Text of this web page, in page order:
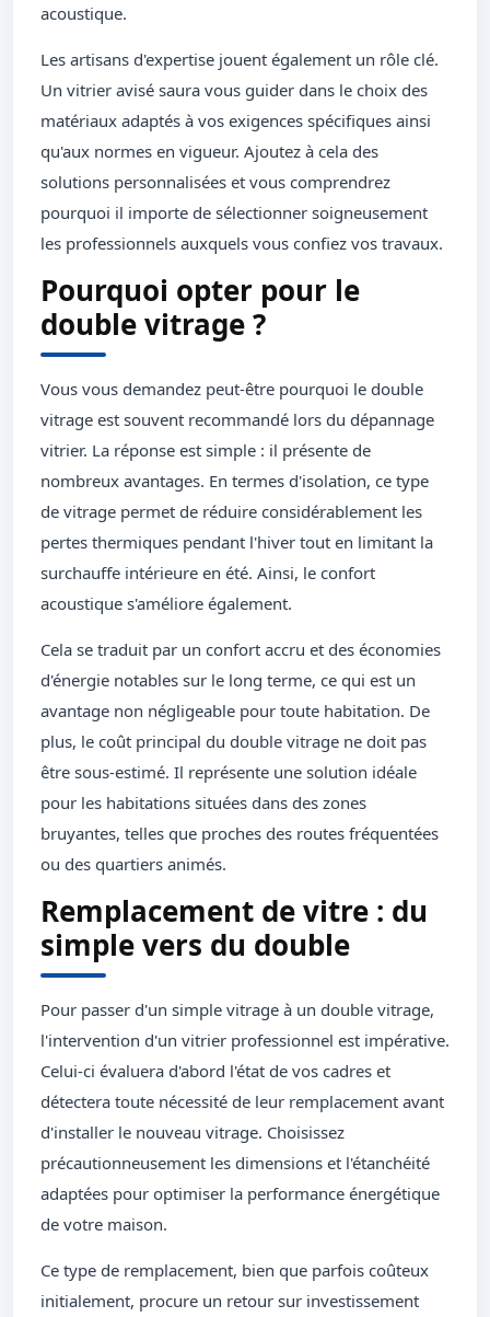
acoustique.
Les artisans d'expertise jouent également un rôle clé.
Un vitrier avisé saura vous guider dans le choix des
matériaux adaptés à vos exigences spécifiques ainsi
qu'aux normes en vigueur. Ajoutez à cela des
solutions personnalisées et vous comprendrez
pourquoi il importe de sélectionner soigneusement
les professionnels auxquels vous confiez vos travaux.
Pourquoi opter pour le
double vitrage ?
Vous vous demandez peut-être pourquoi le double
vitrage est souvent recommandé lors du dépannage
vitrier. La réponse est simple : il présente de
nombreux avantages. En termes d'isolation, ce type
de vitrage permet de réduire considérablement les
pertes thermiques pendant l'hiver tout en limitant la
surchauffe intérieure en été. Ainsi, le confort
acoustique s'améliore également.
Cela se traduit par un confort accru et des économies
d'énergie notables sur le long terme, ce qui est un
avantage non négligeable pour toute habitation. De
plus, le coût principal du double vitrage ne doit pas
être sous-estimé. Il représente une solution idéale
pour les habitations situées dans des zones
bruyantes, telles que proches des routes fréquentées
ou des quartiers animés.
Remplacement de vitre : du
simple vers du double
Pour passer d'un simple vitrage à un double vitrage,
l'intervention d'un vitrier professionnel est impérative.
Celui-ci évaluera d'abord l'état de vos cadres et
détectera toute nécessité de leur remplacement avant
d'installer le nouveau vitrage. Choisissez
précautionneusement les dimensions et l'étanchéité
adaptées pour optimiser la performance énergétique
de votre maison.
Ce type de remplacement, bien que parfois coûteux
initialement, procure un retour sur investissement